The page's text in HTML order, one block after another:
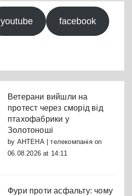
youtube facebook
Ветерани вийшли на
протест через сморід від
птахофабрики у
Золотоноші
by АНТЕНА | телекомпаніяon
06.08.2026 at 14:11
Фури проти асфальту: чому